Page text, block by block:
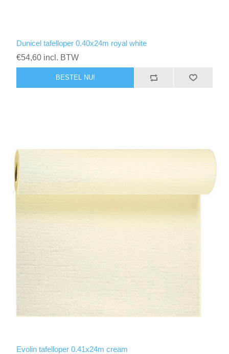
Dunicel tafelloper 0.40x24m royal white
€54,60 incl. BTW
Evolin tafelloper 0.41x24m cream